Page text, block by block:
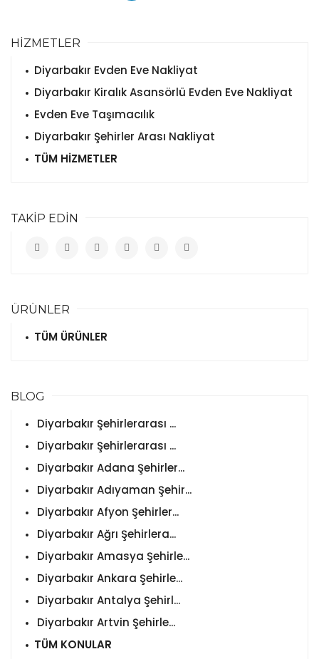
HİZMETLER
Diyarbakır Evden Eve Nakliyat
Diyarbakır Kiralık Asansörlü Evden Eve Nakliyat
Evden Eve Taşımacılık
Diyarbakır Şehirler Arası Nakliyat
TÜM HİZMETLER
TAKİP EDİN
ÜRÜNLER
TÜM ÜRÜNLER
BLOG
Diyarbakır Şehirlerarası ...
Diyarbakır Şehirlerarası ...
Diyarbakır Adana Şehirler...
Diyarbakır Adıyaman Şehir...
Diyarbakır Afyon Şehirler...
Diyarbakır Ağrı Şehirlera...
Diyarbakır Amasya Şehirle...
Diyarbakır Ankara Şehirle...
Diyarbakır Antalya Şehirl...
Diyarbakır Artvin Şehirle...
TÜM KONULAR